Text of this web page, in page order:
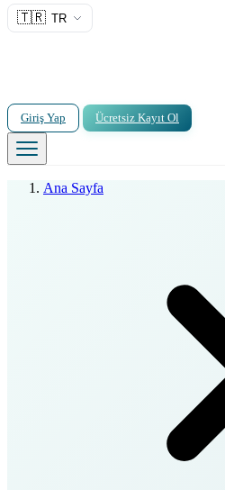
🇹🇷 TR
Giriş Yap Ücretsiz Kayıt Ol
Ana Sayfa